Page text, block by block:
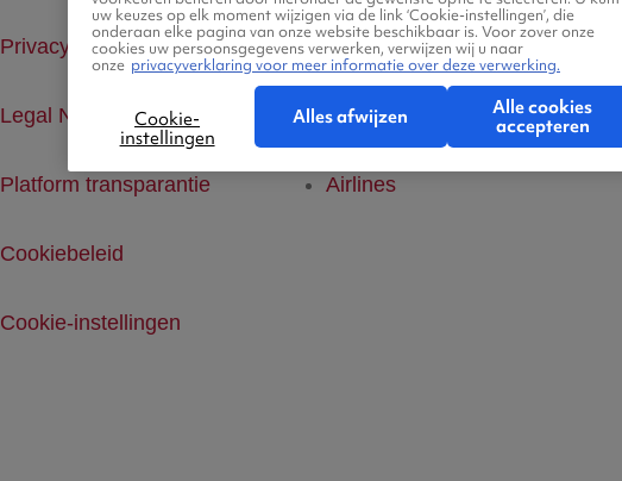
Privacyverklaring
Legal Notice
Platform transparantie
Cookiebeleid
Cookie-instellingen
Hotels
Vlucht + hotel
Airlines
uw keuzes op elk moment wijzigen via de link ‘Cookie-instellingen’, die
onderaan elke pagina van onze website beschikbaar is. Voor zover onze
cookies uw persoonsgegevens verwerken, verwijzen wij u naar
onze privacyverklaring voor meer informatie over deze verwerking.
Cookie-
instellingen
Alles afwijzen
Alle cookies
accepteren